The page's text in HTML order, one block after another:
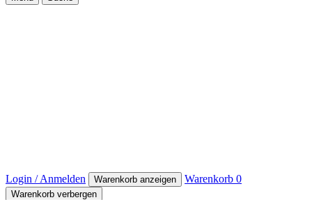
Login / Anmelden Warenkorb anzeigen Warenkorb 0
Warenkorb verbergen